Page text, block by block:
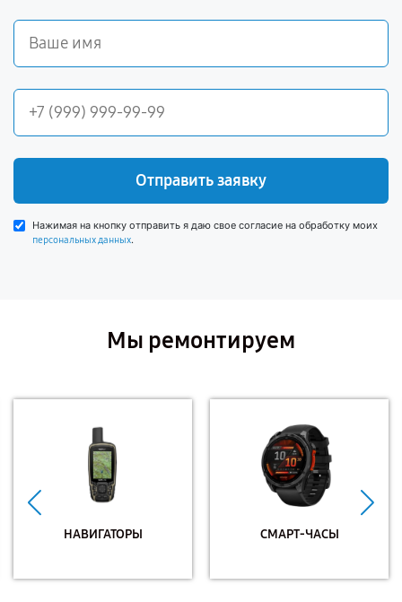
Отправить заявку
Нажимая на кнопку отправить я даю свое согласие на обработку моих
персональных данных.
Мы ремонтируем
НАВИГАТОРЫ СМАРТ-ЧАСЫ